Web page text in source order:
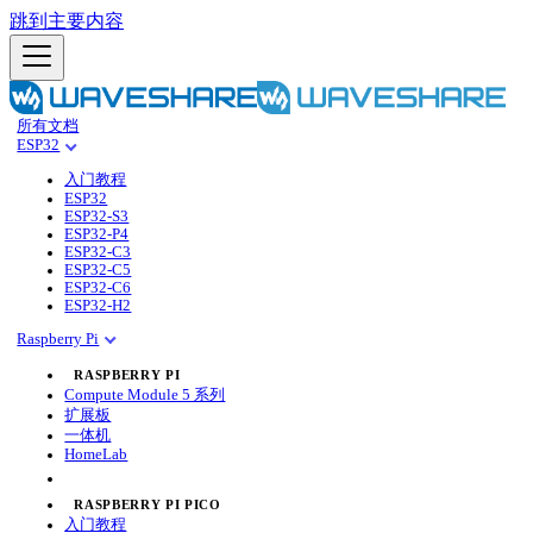
跳到主要内容
所有文档
ESP32
入门教程
ESP32
ESP32-S3
ESP32-P4
ESP32-C3
ESP32-C5
ESP32-C6
ESP32-H2
Raspberry Pi
RASPBERRY PI
Compute Module 5 系列
扩展板
一体机
HomeLab
RASPBERRY PI PICO
入门教程